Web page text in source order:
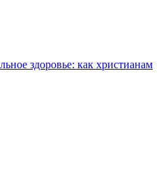
здоровье: как христианам